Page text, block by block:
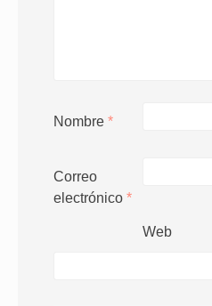
Nombre *
Correo
electrónico *
Web